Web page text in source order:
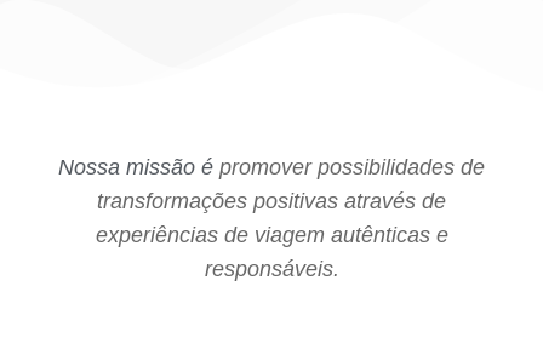
Nossa missão é promover possibilidades de
transformações positivas através de
experiências de viagem autênticas e
responsáveis.